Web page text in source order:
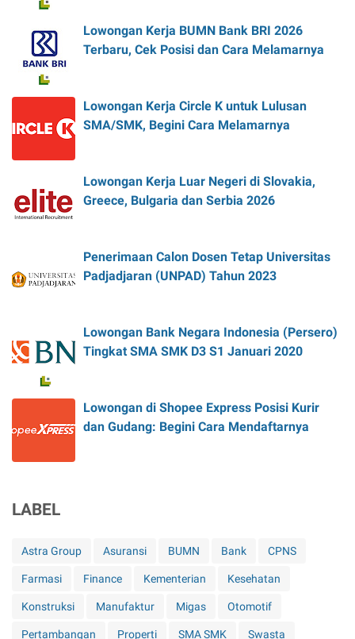
Lowongan Kerja BUMN Bank BRI 2026
Terbaru, Cek Posisi dan Cara Melamarnya
Lowongan Kerja Circle K untuk Lulusan
SMA/SMK, Begini Cara Melamarnya
Lowongan Kerja Luar Negeri di Slovakia,
Greece, Bulgaria dan Serbia 2026
Penerimaan Calon Dosen Tetap Universitas
Padjadjaran (UNPAD) Tahun 2023
Lowongan Bank Negara Indonesia (Persero)
Tingkat SMA SMK D3 S1 Januari 2020
Lowongan di Shopee Express Posisi Kurir
dan Gudang: Begini Cara Mendaftarnya
LABEL
Astra Group Asuransi BUMN Bank CPNS
Farmasi Finance Kementerian Kesehatan
Konstruksi Manufaktur Migas Otomotif
Pertambangan Properti SMA SMK Swasta